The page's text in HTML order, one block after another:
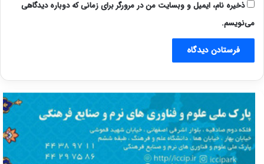
ذخیره نام، ایمیل و وبسایت من در مرورگر برای زمانی که دوباره دیدگاهی
می‌نویسم.